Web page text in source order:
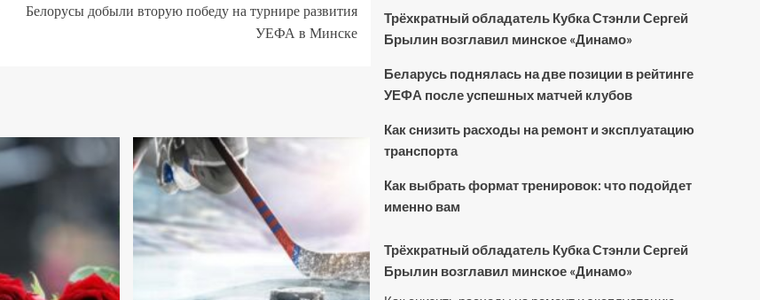
Белорусы добыли вторую победу на турнире развития
УЕФА в Минске
Трёхкратный обладатель Кубка Стэнли Сергей
Брылин возглавил минское «Динамо»
Беларусь поднялась на две позиции в рейтинге
УЕФА после успешных матчей клубов
Как снизить расходы на ремонт и эксплуатацию
транспорта
Как выбрать формат тренировок: что подойдет
именно вам
Трёхкратный обладатель Кубка Стэнли Сергей
Брылин возглавил минское «Динамо»